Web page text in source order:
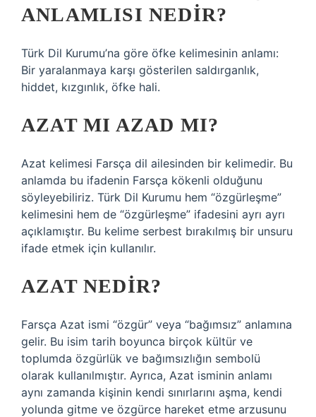
ANLAMLISI NEDIR?
Türk Dil Kurumu’na göre öfke kelimesinin anlamı:
Bir yaralanmaya karşı gösterilen saldırganlık,
hiddet, kızgınlık, öfke hali.
AZAT MI AZAD MI?
Azat kelimesi Farsça dil ailesinden bir kelimedir. Bu
anlamda bu ifadenin Farsça kökenli olduğunu
söyleyebiliriz. Türk Dil Kurumu hem “özgürleşme”
kelimesini hem de “özgürleşme” ifadesini ayrı ayrı
açıklamıştır. Bu kelime serbest bırakılmış bir unsuru
ifade etmek için kullanılır.
AZAT NEDIR?
Farsça Azat ismi “özgür” veya “bağımsız” anlamına
gelir. Bu isim tarih boyunca birçok kültür ve
toplumda özgürlük ve bağımsızlığın sembolü
olarak kullanılmıştır. Ayrıca, Azat isminin anlamı
aynı zamanda kişinin kendi sınırlarını aşma, kendi
yolunda gitme ve özgürce hareket etme arzusunu